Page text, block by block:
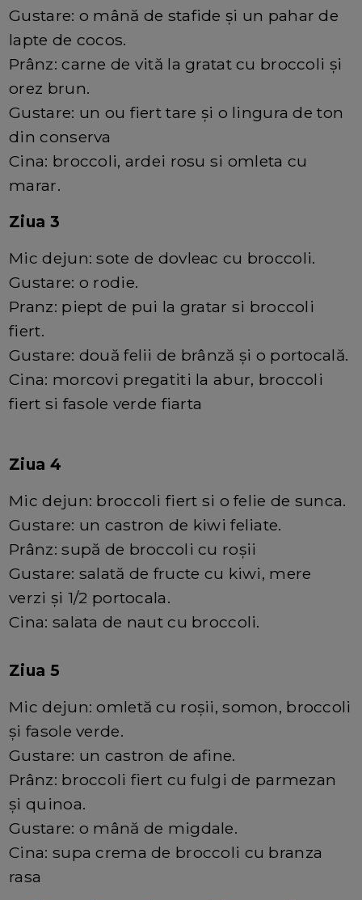
Gustare: o mână de stafide și un pahar de
lapte de cocos.
Prânz: carne de vită la gratat cu broccoli și
orez brun.
Gustare: un ou fiert tare și o lingura de ton
din conserva
Cina: broccoli, ardei rosu si omleta cu
marar.
Ziua 3
Mic dejun: sote de dovleac cu broccoli.
Gustare: o rodie.
Pranz: piept de pui la gratar si broccoli
fiert.
Gustare: două felii de brânză și o portocală.
Cina: morcovi pregatiti la abur, broccoli
fiert si fasole verde fiarta
Ziua 4
Mic dejun: broccoli fiert si o felie de sunca.
Gustare: un castron de kiwi feliate.
Prânz: supă de broccoli cu roșii
Gustare: salată de fructe cu kiwi, mere
verzi și 1/2 portocala.
Cina: salata de naut cu broccoli.
Ziua 5
Mic dejun: omletă cu roșii, somon, broccoli
și fasole verde.
Gustare: un castron de afine.
Prânz: broccoli fiert cu fulgi de parmezan
și quinoa.
Gustare: o mână de migdale.
Cina: supa crema de broccoli cu branza
rasa